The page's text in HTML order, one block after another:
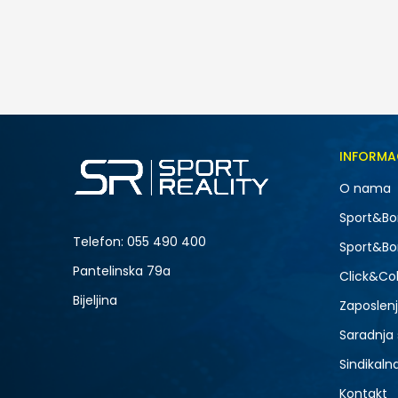
3XL
4XL
Telefon: 055 490 400
Pantelinska 79a
Bijeljina
O nama
Kontakt